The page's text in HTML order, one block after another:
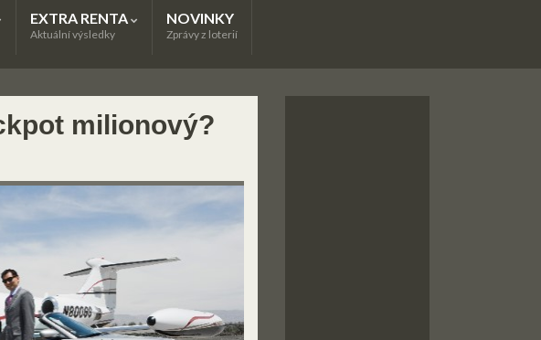
EXTRA RENTA
Aktuální výsledky
NOVINKY
Zprávy z loterií
milionový?